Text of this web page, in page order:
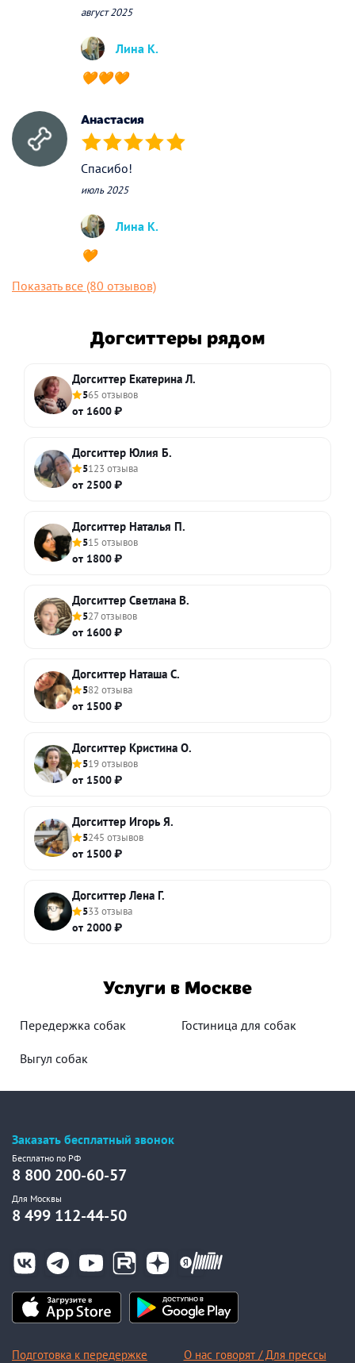
август 2025
Лина К.
🧡🧡🧡
Анастасия
(*) (*) (*) (*) (*)
Спасибо!
июль 2025
Лина К.
🧡
Показать все (80 отзывов)
Догситтеры рядом
Догситтер Екатерина Л.
565 отзывов
от 1600 ₽
Догситтер Юлия Б.
5123 отзыва
от 2500 ₽
Догситтер Наталья П.
515 отзывов
от 1800 ₽
Догситтер Светлана В.
527 отзывов
от 1600 ₽
Догситтер Наташа С.
582 отзыва
от 1500 ₽
Догситтер Кристина О.
519 отзывов
от 1500 ₽
Догситтер Игорь Я.
5245 отзывов
от 1500 ₽
Догситтер Лена Г.
533 отзыва
от 2000 ₽
Услуги в Москве
Передержка собак Гостиница для собак
Выгул собак
Заказать бесплатный звонок
Бесплатно по РФ
8 800 200-60-57
Для Москвы
8 499 112-44-50
Подготовка к передержке О нас говорят / Для прессы